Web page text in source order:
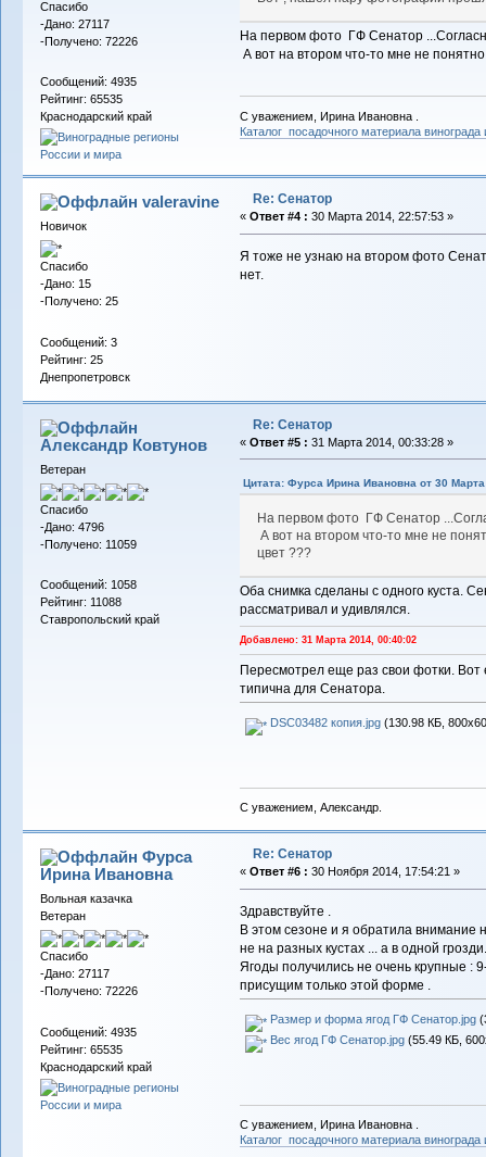
Спасибо
-Дано: 27117
-Получено: 72226
Сообщений: 4935
Рейтинг: 65535
Краснодарский край
На первом фото ГФ Сенатор
А вот на втором что-то мне не
С уважением, Ирина Ивановна .
Каталог посадочного материала
valeravine
Новичок
Спасибо
-Дано: 15
-Получено: 25
Сообщений: 3
Рейтинг: 25
Днепропетровск
Re: Сенатор
« Ответ #4 : 30 Марта 2014, 22:57:53 »
Я тоже не узнаю на втором фото
нет.
Александр Ковтунов
Ветеран
Спасибо
-Дано: 4796
-Получено: 11059
Сообщений: 1058
Рейтинг: 11088
Ставропольский край
Re: Сенатор
« Ответ #5 : 31 Марта 2014, 00:33:28 »
Цитата: Фурса Ирина Ивановна от 30
На первом фото ГФ Сенатор
А вот на втором что-то мне не
цвет ???
Оба снимка сделаны с одного куста.
рассматривал и удивлялся.
Добавлено: 31 Марта 2014, 00:40:02
Пересмотрел еще раз свои фотки. Вот
типична для Сенатора.
DSC03482 копия.jpg(130.98 КБ,
С уважением, Александр.
Фурса
Ирина Ивановна
Вольная казачка
Ветеран
Спасибо
-Дано: 27117
-Получено: 72226
Сообщений: 4935
Рейтинг: 65535
Краснодарский край
Re: Сенатор
« Ответ #6 : 30 Ноября 2014, 17:54:21 »
Здравствуйте .
В этом сезоне и я обратила
не на разных кустах ... а в одной
Ягоды получились не очень крупные :
присущим только этой форме .
Размер и форма ягод ГФ Сенатор.jpg
Вес ягод ГФ Сенатор.jpg(55.49 КБ,
С уважением, Ирина Ивановна .
Каталог посадочного материала